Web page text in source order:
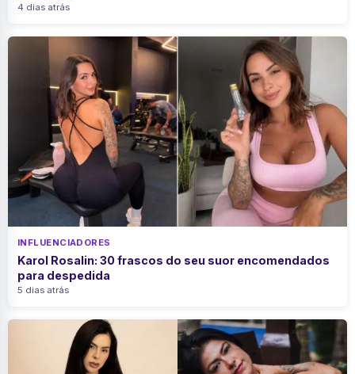
4 dias atrás
INFLUENCIADORES
Karol Rosalin: 30 frascos do seu suor encomendados
para despedida
5 dias atrás